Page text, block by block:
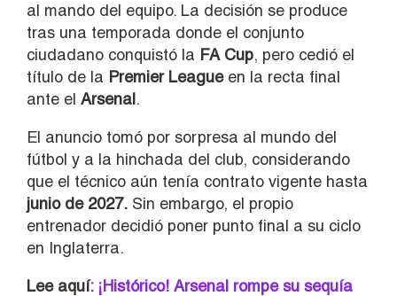
al mando del equipo. La decisión se produce
tras una temporada donde el conjunto
ciudadano conquistó la FA Cup, pero cedió el
título de la Premier Leagueen la recta final
ante el Arsenal.
El anuncio tomó por sorpresa al mundo del
fútbol y a la hinchada del club, considerando
que el técnico aún tenía contrato vigente hasta
junio de 2027. Sin embargo, el propio
entrenador decidió poner punto final a su ciclo
en Inglaterra.
Lee aquí: ¡Histórico! Arsenal rompe su sequía